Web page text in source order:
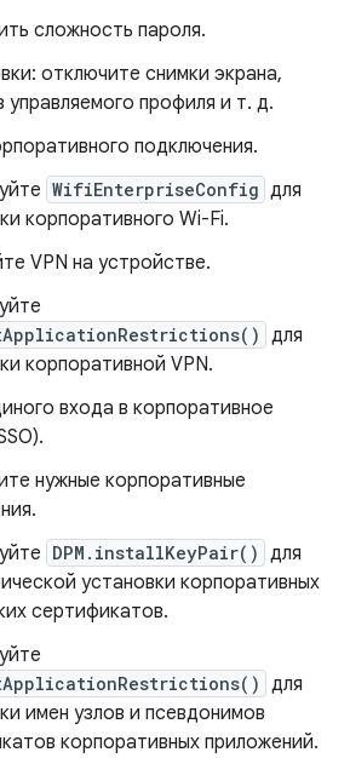
сложность пароля.
отключите снимки экрана,
управляемого профиля и т. д.
подключения.
WifiEnterpriseConfig для
корпоративного Wi-Fi.
VPN на устройстве.
для
корпоративной VPN.
входа в корпоративное
нужные корпоративные
DPM.installKeyPair() для
установки корпоративных
сертификатов.
для
имен узлов и псевдонимов
корпоративных приложений.